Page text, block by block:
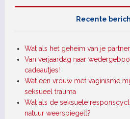
Recente
Wat als het geheim van je
Van verjaardag naar
cadeautjes!
Wat een vrouw met vaginisme
seksueel trauma
Wat als de seksuele
natuur weerspiegelt?